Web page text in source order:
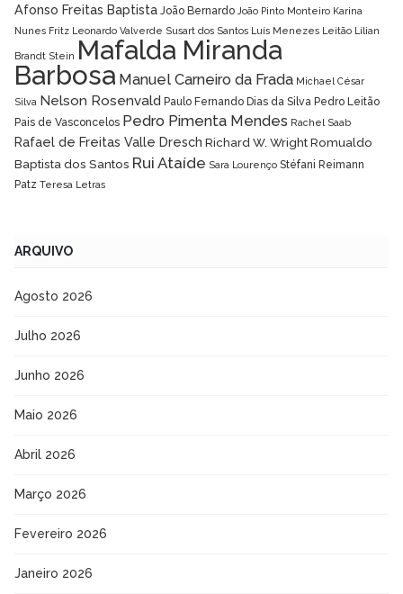
Afonso Freitas Baptista João Bernardo João Pinto Monteiro Karina
Nunes Fritz Leonardo Valverde Susart dos Santos Luís Menezes Leitão Lílian
Brandt Stein Mafalda Miranda
Barbosa Manuel Carneiro da Frada Michael César
Silva Nelson Rosenvald Paulo Fernando Dias da Silva Pedro Leitão
Pais de Vasconcelos Pedro Pimenta Mendes Rachel Saab
Rafael de Freitas Valle Dresch Richard W. WrightRomualdo
Baptista dos Santos Rui Ataíde Sara Lourenço Stéfani Reimann
Patz Teresa Letras
ARQUIVO
Agosto 2026
Julho 2026
Junho 2026
Maio 2026
Abril 2026
Março 2026
Fevereiro 2026
Janeiro 2026